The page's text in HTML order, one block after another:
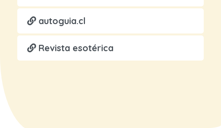
autoguia.cl
Revista esotérica